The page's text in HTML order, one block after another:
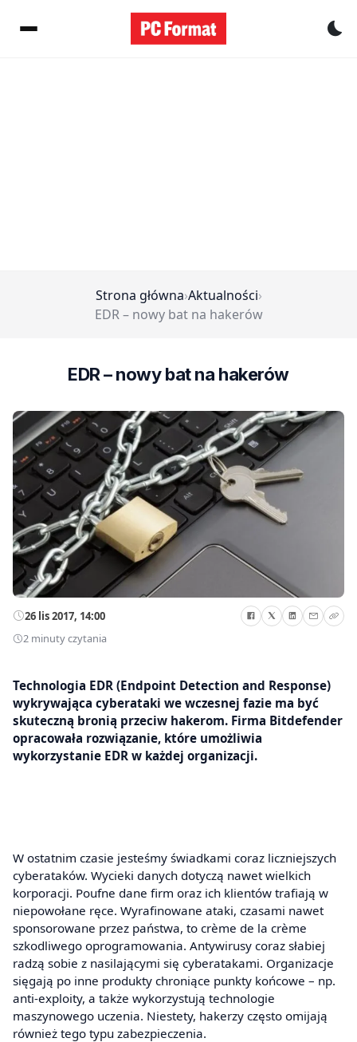
Strona główna›Aktualności›
EDR – nowy bat na hakerów
EDR – nowy bat na hakerów
26 lis 2017, 14:00
2 minuty czytania
Technologia EDR (Endpoint Detection and Response)
wykrywająca cyberataki we wczesnej fazie ma być
skuteczną bronią przeciw hakerom. Firma Bitdefender
opracowała rozwiązanie, które umożliwia
wykorzystanie EDR w każdej organizacji.
W ostatnim czasie jesteśmy świadkami coraz liczniejszych
cyberataków. Wycieki danych dotyczą nawet wielkich
korporacji. Poufne dane firm oraz ich klientów trafiają w
niepowołane ręce. Wyrafinowane ataki, czasami nawet
sponsorowane przez państwa, to crème de la crème
szkodliwego oprogramowania. Antywirusy coraz słabiej
radzą sobie z nasilającymi się cyberatakami. Organizacje
sięgają po inne produkty chroniące punkty końcowe – np.
anti-exploity, a także wykorzystują technologie
maszynowego uczenia. Niestety, hakerzy często omijają
również tego typu zabezpieczenia.